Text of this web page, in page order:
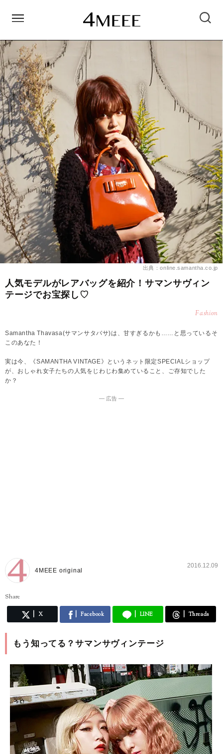
出典：online.samantha.co.jp
人気モデルがレアバッグを紹介！サマンサヴィン
テージでお宝探し♡
Fashion
Samantha Thavasa(サマンサタバサ)は、甘すぎるかも……と思っているそ
このあなた！
実は今、《SAMANTHA VINTAGE》というネット限定SPECIALショップ
が、おしゃれ女子たちの人気をじわじわ集めていること、ご存知でした
か？
― 広告 ―
4MEEE original
2016.12.09
Share
X Facebook LINE Threads
もう知ってる？サマンサヴィンテージ